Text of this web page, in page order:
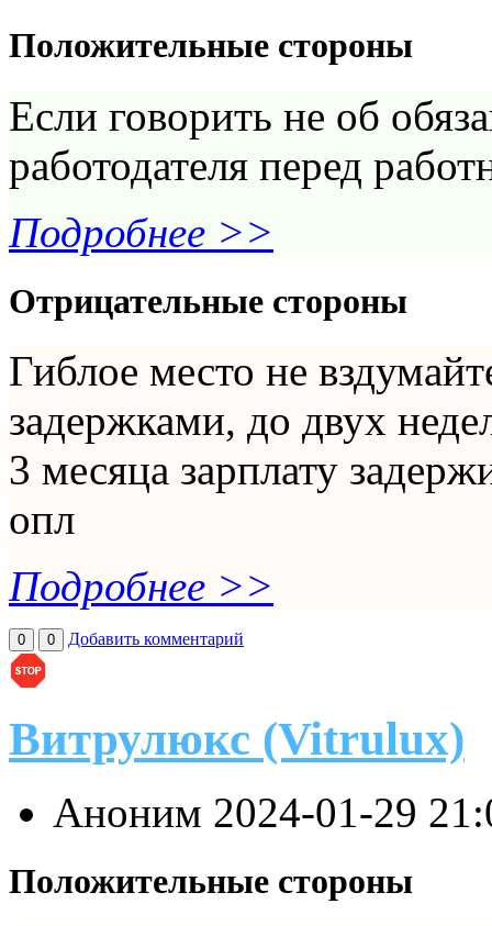
Положительные стороны
Если говорить не об
работодателя перед
Подробнее >>
Отрицательные стороны
Гиблое место не
задержками, до двух
3 месяца зарплату
опл
Подробнее >>
0 0 Добавить комментарий
Витрулюкс (Vitrulux)
Аноним 2024-01-29
Положительные стороны